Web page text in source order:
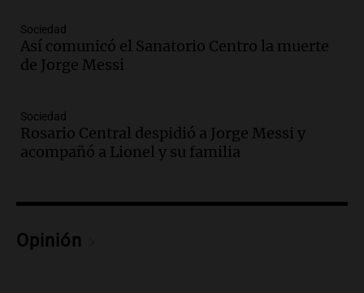
Episodios
Audio.Desayuno ideal: nutrición
personalizada y diversidad para romper
Panorama Federal
Episodios
Audio. Altas Cumbres: rescataron a una
Una mañana para todos
Audio.
Sociedad
Así comunicó el Sanatorio Centro la muerte
de Jorge Messi
Sociedad
Rosario Central despidió a Jorge Messi y
acompañó a Lionel y su familia
Opinión